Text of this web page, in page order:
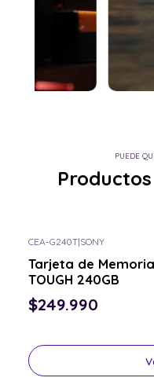
PUEDE
CEA-G240T|SONY
Tarjeta de
TOUGH 240GB
$249.990